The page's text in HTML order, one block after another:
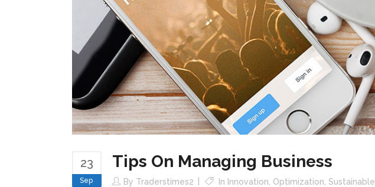
23
Sep
Tips On Managing Business
By Traderstimes2 In Innovation Optimization Sustainable